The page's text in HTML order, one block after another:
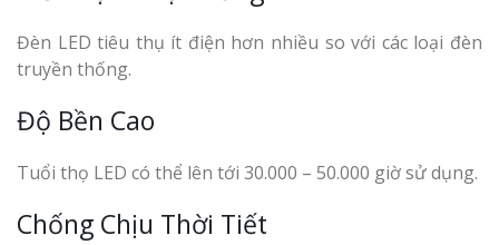
Đèn LED tiêu thụ ít điện hơn nhiều so với các loại đèn
truyền thống.
Độ Bền Cao
Tuổi thọ LED có thể lên tới 30.000 – 50.000 giờ sử dụng.
Chống Chịu Thời Tiết